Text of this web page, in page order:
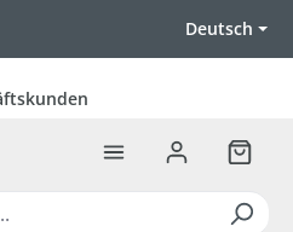
Deutsch